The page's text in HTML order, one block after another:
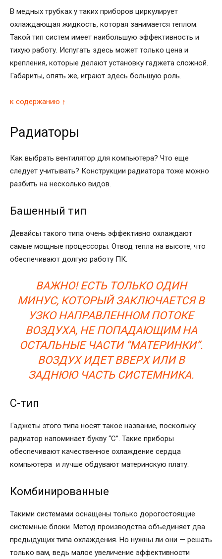
В медных трубках у таких приборов циркулирует
охлаждающая жидкость, которая занимается теплом.
Такой тип систем имеет наибольшую эффективность и
тихую работу. Испугать здесь может только цена и
крепления, которые делают установку гаджета сложной.
Габариты, опять же, играют здесь большую роль.
к содержанию ↑
Радиаторы
Как выбрать вентилятор для компьютера? Что еще
следует учитывать? Конструкции радиатора тоже можно
разбить на несколько видов.
Башенный тип
Девайсы такого типа очень эффективно охлаждают
самые мощные процессоры. Отвод тепла на высоте, что
обеспечивают долгую работу ПК.
ВАЖНО! ЕСТЬ ТОЛЬКО ОДИН
МИНУС, КОТОРЫЙ ЗАКЛЮЧАЕТСЯ В
УЗКО НАПРАВЛЕННОМ ПОТОКЕ
ВОЗДУХА, НЕ ПОПАДАЮЩИМ НА
ОСТАЛЬНЫЕ ЧАСТИ “МАТЕРИНКИ”.
ВОЗДУХ ИДЕТ ВВЕРХ ИЛИ В
ЗАДНЮЮ ЧАСТЬ СИСТЕМНИКА.
C-тип
Гаджеты этого типа носят такое название, поскольку
радиатор напоминает букву “С”. Такие приборы
обеспечивают качественное охлаждение сердца
компьютера и лучше обдувают материнскую плату.
Комбинированные
Такими системами оснащены только дорогостоящие
системные блоки. Метод производства объединяет два
предыдущих типа охлаждения. Но нужны ли они — решать
только вам, ведь малое увеличение эффективности